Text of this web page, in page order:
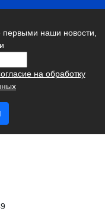
наши новости,
на обработку